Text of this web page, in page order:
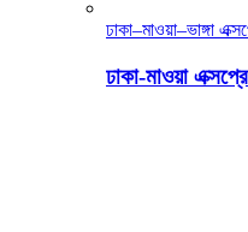
ঢাকা–মাওয়া–ভাঙ্গা
ঢাকা-মাওয়া